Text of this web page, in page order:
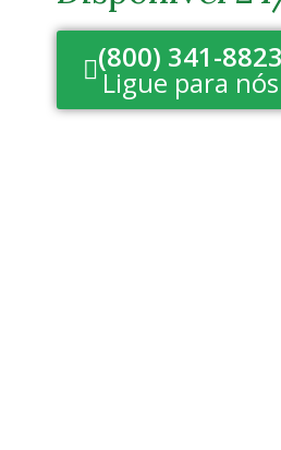
(800) 341-8823
Ligue para nós